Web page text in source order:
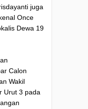
juga
Once
Dewa 19
Calon
Wakil
Urut 3 pada